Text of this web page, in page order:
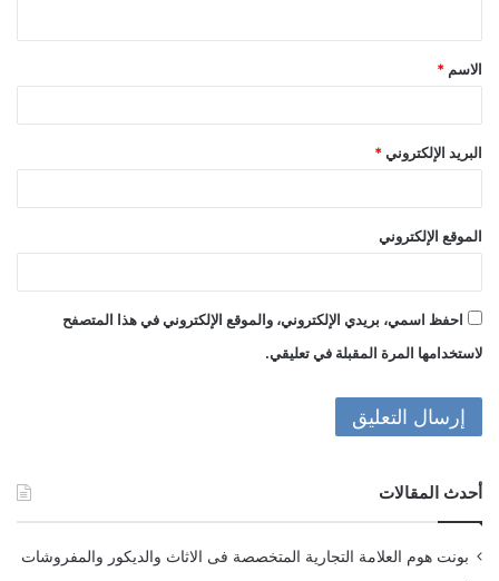
ق
*
الاسم *
البريد الإلكتروني *
الموقع الإلكتروني
احفظ اسمي، بريدي الإلكتروني، والموقع الإلكتروني في هذا المتصفح
لاستخدامها المرة المقبلة في تعليقي.
أحدث المقالات
بونت هوم العلامة التجارية المتخصصة فى الاثاث والديكور والمفروشات